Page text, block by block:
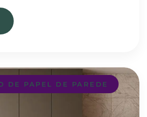
DE PAPEL DE PAREDE